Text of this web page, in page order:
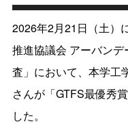
2026年2月21日（土）
推進協議会 アーバン
査」において、本学工
さんが「GTFS最優秀
した。